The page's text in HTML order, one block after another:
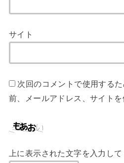
サイト
次回のコメントで使用する
前、メールアドレス、サイトを
上に表示された文字を入力して